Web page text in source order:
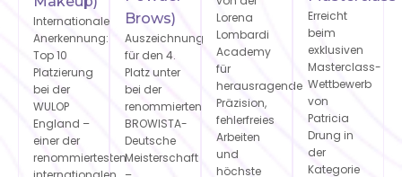
Internationale
Anerkennung:
Top 10
Platzierung
bei der
WULOP
England –
einer der
renommiertesten
Brows)
Auszeichnung
für den 4.
Platz unter
bei der
renommierten
BROWISTA-
Deutsche
Meisterschaft
Lorena
Lombardi
Academy
für
herausragende
Präzision,
fehlerfreies
Arbeiten
und
höchste
Erreicht
beim
exklusiven
Masterclass-
Wettbewerb
von
Patricia
Drung in
der
Kategorie